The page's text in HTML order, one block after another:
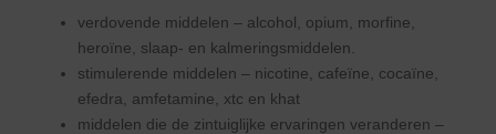
verdovende middelen – alcohol, opium, morfine,
heroïne, slaap- en kalmeringsmiddelen.
stimulerende middelen – nicotine, cafeïne, cocaïne,
efedra, amfetamine, xtc en khat
middelen die de zintuiglijke ervaringen veranderen –